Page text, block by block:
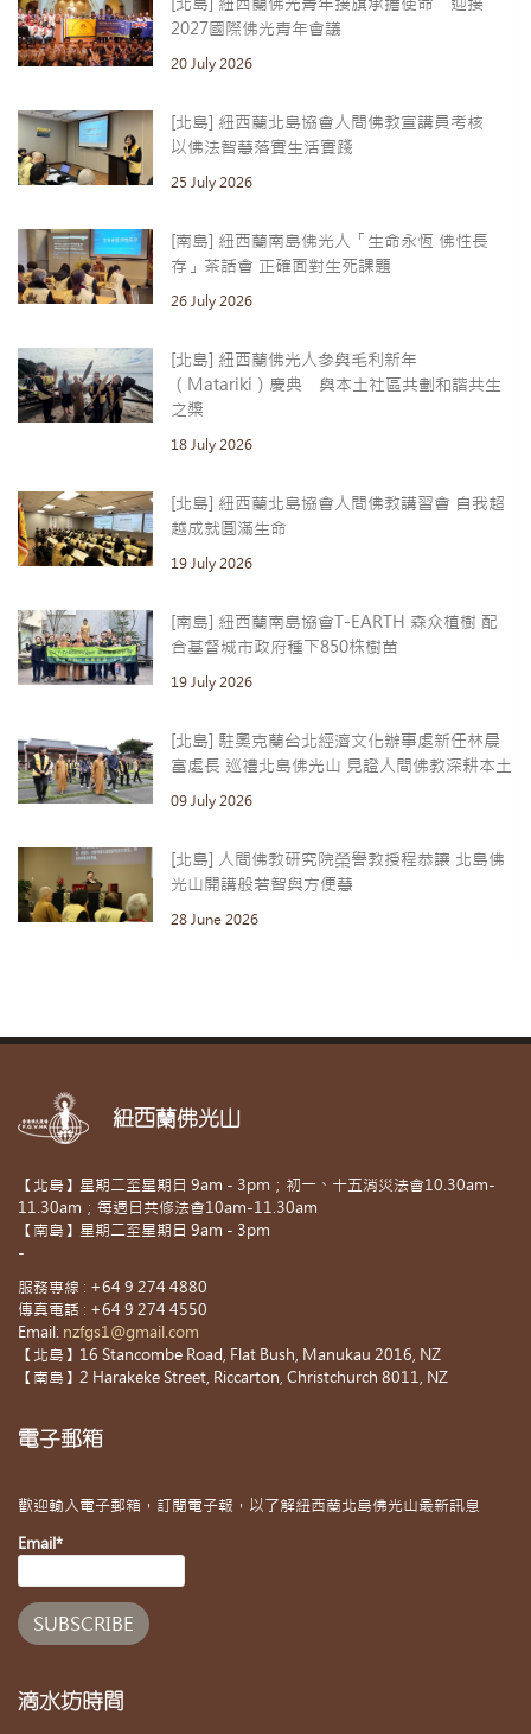
2027國際佛光青年會議
20 July 2026
[北島] 紐西蘭北島協會人間佛教宣講員考核
以佛法智慧落實生活實踐
25 July 2026
[南島] 紐西蘭南島佛光人「生命永恆 佛性長
存」茶話會 正確面對生死課題
26 July 2026
[北島] 紐西蘭佛光人參與毛利新年
（Matariki）慶典 與本土社區共劃和諧共生
之槳
18 July 2026
[北島] 紐西蘭北島協會人間佛教講習會 自我超
越成就圓滿生命
19 July 2026
[南島] 紐西蘭南島協會T-EARTH 森众植樹 配
合基督城市政府種下850株樹苗
19 July 2026
[北島] 駐奧克蘭台北經濟文化辦事處新任林晨
富處長 巡禮北島佛光山 見證人間佛教深耕本土
09 July 2026
[北島] 人間佛教研究院榮譽教授程恭讓 北島佛
光山開講般若智與方便慧
28 June 2026
紐西蘭佛光山
【北島】星期二至星期日 9am - 3pm；初一、十五消災法會10.30am-
11.30am；每週日共修法會10am-11.30am
【南島】星期二至星期日 9am - 3pm
-
服務專線 : +64 9 274 4880
傳真電話 : +64 9 274 4550
Email: nzfgs1@gmail.com
【北島】16 Stancombe Road, Flat Bush, Manukau 2016, NZ
【南島】2 Harakeke Street, Riccarton, Christchurch 8011, NZ
電子郵箱
歡迎輸入電子郵箱，訂閱電子報，以了解紐西蘭北島佛光山最新訊息
Email*
滴水坊時間